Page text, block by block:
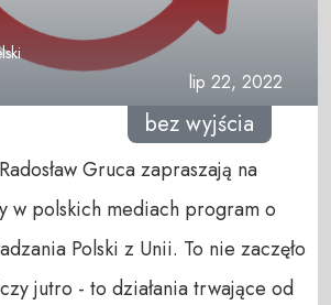
lip 22, 2022
bez wyjścia
Gruca zapraszają na
w polskich mediach program o
Polski z Unii. To nie zaczęło
jutro - to działania trwające od